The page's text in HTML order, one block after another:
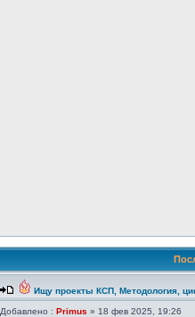
Ищу проекты КСП, Методология,
Добавлено : Primus » 18 фев 2025, 19:26